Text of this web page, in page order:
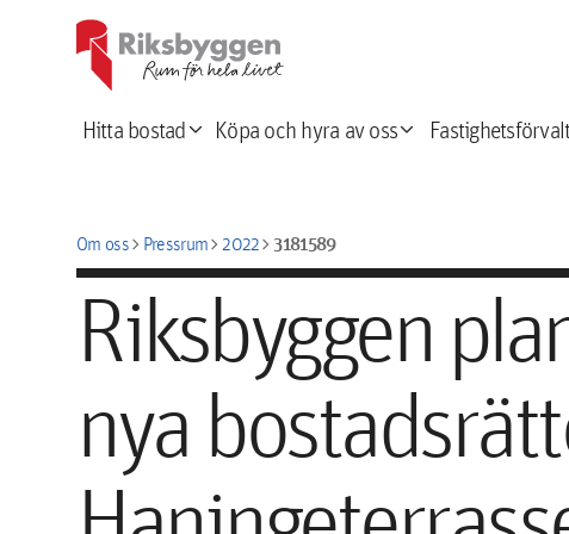
Hitta bostadexpand_more Köpa och hyra av ossexpand_more
Om osschevron_rightPressrumchevron_right2022chevron_right3181589
Riksbyggen
nya